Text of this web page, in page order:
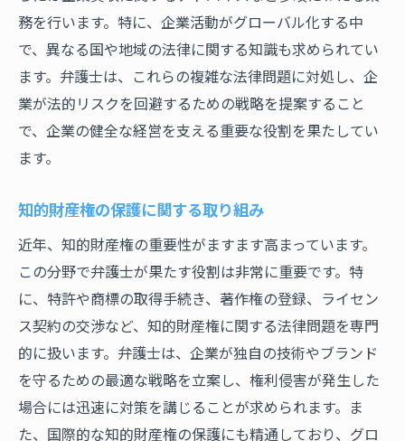
同僚との意見交換とブレインストーミング
一日の振り返りと翌日の計画
弁護士を目指すあなたへ必要なスキルと心構え
法学部で学ぶべき基礎知識
ストレス管理と自己成長の方法
コンサルタントとしての視点を持つ
倫理観と信頼性のある弁護士へ
務を行います。特に、企業活動がグローバル化する中
で、異なる国や地域の法律に関する知識も求められてい
ます。弁護士は、これらの複雑な法律問題に対処し、企
業が法的リスクを回避するための戦略を提案すること
で、企業の健全な経営を支える重要な役割を果たしてい
ます。
知的財産権の保護に関する取り組み
近年、知的財産権の重要性がますます高まっています。
この分野で弁護士が果たす役割は非常に重要です。特
に、特許や商標の取得手続き、著作権の登録、ライセン
ス契約の交渉など、知的財産権に関する法律問題を専門
的に扱います。弁護士は、企業が独自の技術やブランド
を守るための最適な戦略を立案し、権利侵害が発生した
場合には迅速に対策を講じることが求められます。ま
た、国際的な知的財産権の保護にも精通しており、グロ